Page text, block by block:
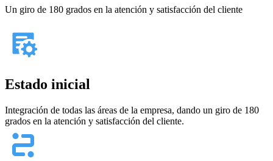
Un giro de 180 grados en la atención y satisfacción del cliente
Estado inicial
Integración de todas las áreas de la empresa, dando un giro de 180
grados en la atención y satisfacción del cliente.